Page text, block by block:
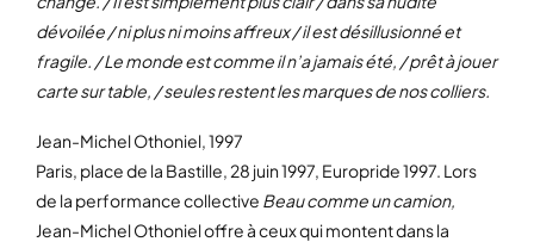
dévoilée / ni plus ni moins affreux / il est désillusionné et
fragile. / Le monde est comme il n’a jamais été, / prêt à jouer
carte sur table, / seules restent les marques de nos colliers.
Jean-Michel Othoniel, 1997
Paris, place de la Bastille, 28 juin 1997, Europride 1997. Lors
de la performance collective Beau comme un camion,
Jean-Michel Othoniel offre à ceux qui montent dans la